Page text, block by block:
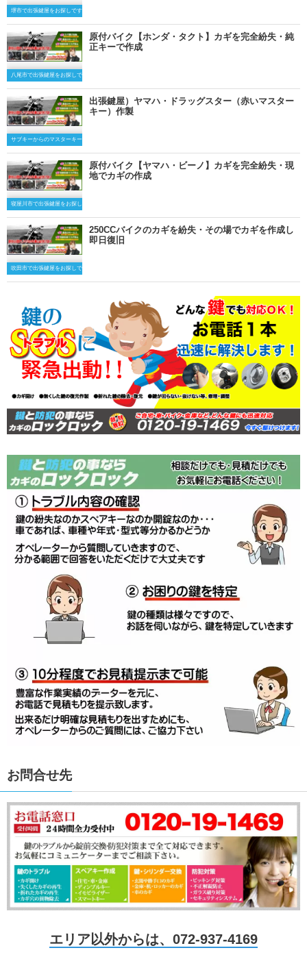
堺市で出張鍵屋をお探しですか？
八尾市で出張鍵屋をお探しですか？
原付バイク【ホンダ・タクト】カギを完全紛失・純
正キーで作成
サブキーからのマスターキー作製
出張鍵屋）ヤマハ・ドラッグスター（赤いマスター
キー）作製
寝屋川市で出張鍵屋をお探しですか？
原付バイク【ヤマハ・ビーノ】カギを完全紛失・現
地でカギの作成
吹田市で出張鍵屋をお探しですか？
250CCバイクのカギを紛失・その場でカギを作成し
即日復旧
お問合せ先
エリア以外からは、072-937-4169